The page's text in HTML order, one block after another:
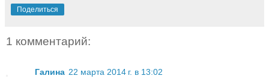
Поделиться
1 комментарий:
Галина 22 марта 2014 г. в 13:02